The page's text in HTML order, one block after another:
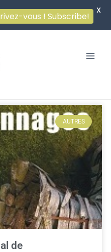
AUTRES
de
vous ! Subscribe!
X